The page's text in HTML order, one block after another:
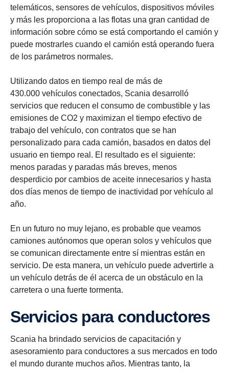
telemáticos, sensores de vehículos, dispositivos móviles
y más les proporciona a las flotas una gran cantidad de
información sobre cómo se está comportando el camión y
puede mostrarles cuando el camión está operando fuera
de los parámetros normales.
Utilizando datos en tiempo real de más de
430.000 vehículos conectados, Scania desarrolló
servicios que reducen el consumo de combustible y las
emisiones de CO2 y maximizan el tiempo efectivo de
trabajo del vehículo, con contratos que se han
personalizado para cada camión, basados en datos del
usuario en tiempo real. El resultado es el siguiente:
menos paradas y paradas más breves, menos
desperdicio por cambios de aceite innecesarios y hasta
dos días menos de tiempo de inactividad por vehículo al
año.
En un futuro no muy lejano, es probable que veamos
camiones autónomos que operan solos y vehículos que
se comunican directamente entre sí mientras están en
servicio. De esta manera, un vehículo puede advertirle a
un vehículo detrás de él acerca de un obstáculo en la
carretera o una fuerte tormenta.
Servicios para conductores
Scania ha brindado servicios de capacitación y
asesoramiento para conductores a sus mercados en todo
el mundo durante muchos años. Mientras tanto, la